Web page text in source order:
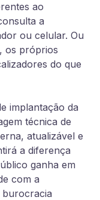
ao
a
ou celular. Ou
os próprios
do que
implantação da
técnica de
atualizável e
a diferença
ganha em
com a
burocracia